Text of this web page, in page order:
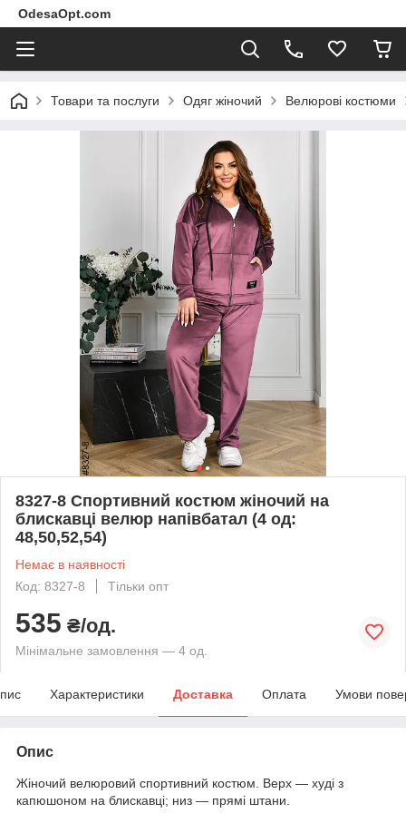
OdesaOpt.com
Товари та послуги Одяг жіночий Велюрові костюми
8327-8 Спортивний костюм жіночий на
блискавці велюр напівбатал (4 од:
48,50,52,54)
Немає в наявності
Код: 8327-8
Тільки опт
535 ₴/од.
Мінімальне замовлення — 4 од.
Характеристики Доставка Оплата Умови
Опис
Жіночий велюровий спортивний костюм. Верх — худі з
капюшоном на блискавці; низ — прямі штани.